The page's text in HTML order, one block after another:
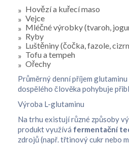
Hovězí a kuřecí maso
Vejce
Mléčné výrobky (tvaroh,
Ryby
Luštěniny (čočka, fazole,
Tofu a tempeh
Ořechy
Průměrný denní příjem
dospělého člověka pohybuje
Výroba L-glutaminu
Na trhu existují různé způsoby
produkt využívá fermentační
zdrojů (např. třtinový cukr nebo